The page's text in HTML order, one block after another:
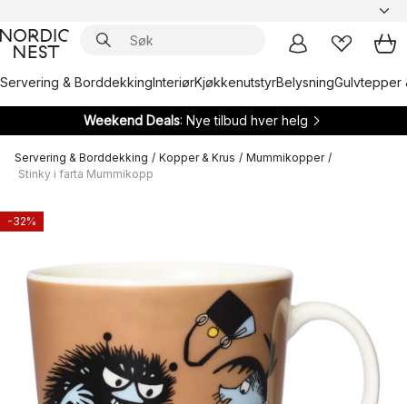
Servering & BorddekkingInteriørKjøkkenutstyrBelysningGulvtepper
Weekend Deals: Nye tilbud hver helg
Servering & Borddekking / Kopper & Krus / Mummikopper /
Stinky i farta Mummikopp
-32%